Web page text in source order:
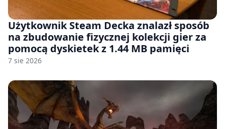
Użytkownik Steam Decka znalazł sposób
na zbudowanie fizycznej kolekcji gier za
pomocą dyskietek z 1.44 MB pamięci
7 sie 2026